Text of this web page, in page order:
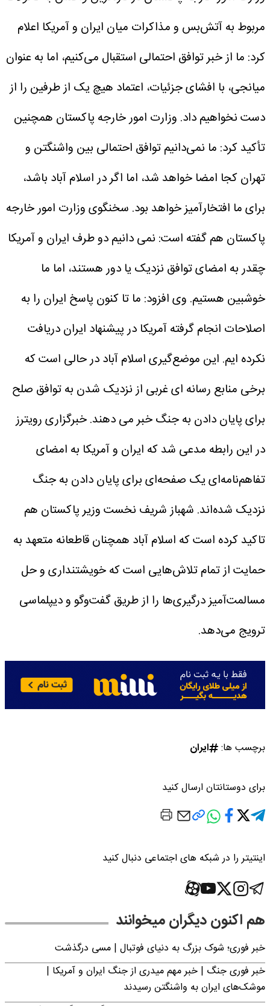
مربوط به آتش‌بس و مذاکرات میان ایران و آمریکا اعلام
کرد: ما از خبر توافق احتمالی استقبال می‌کنیم، اما به عنوان
میانجی، با افشای جزئیات، اعتماد هیچ یک از طرفین را از
دست نخواهیم داد. وزارت امور خارجه پاکستان همچنین
تأکید کرد: ما نمی‌دانیم توافق احتمالی بین واشنگتن و
تهران کجا امضا خواهد شد، اما اگر در اسلام آباد باشد،
برای ما افتخارآمیز خواهد بود. سخنگوی وزارت امور خارجه
پاکستان هم گفته است: نمی دانیم دو طرف ایران و آمریکا
چقدر به امضای توافق نزدیک یا دور هستند، اما ما
خوشبین هستیم. وی افزود: ما تا کنون پاسخ ایران را به
اصلاحات انجام گرفته آمریکا در پیشنهاد ایران دریافت
نکرده ایم. این موضع‌گیری اسلام آباد در حالی است که
برخی منابع رسانه ای غربی از نزدیک شدن به توافق صلح
برای پایان دادن به جنگ خبر می دهند. خبرگزاری رویترز
در این رابطه مدعی شد که ایران و آمریکا به امضای
تفاهم‌نامه‌ای یک صفحه‌ای برای پایان دادن به جنگ
نزدیک شده‌اند. شهباز شریف نخست وزیر پاکستان هم
تاکید کرده است که اسلام آباد همچنان قاطعانه متعهد به
حمایت از تمام تلاش‌هایی است که خویشتنداری و حل
مسالمت‌آمیز درگیری‌ها را از طریق گفت‌وگو و دیپلماسی
ترویج می‌دهد.
برچسب ها: ایران
برای دوستانتان ارسال کنید
اینتیتر را در شبکه های اجتماعی دنبال کنید
هم اکنون دیگران میخوانند
خبر فوری؛‌ شوک بزرگ به دنیای فوتبال | مسی درگذشت
خبر فوری جنگ | خبر مهم میدری از جنگ ایران و آمریکا |
موشک‌های ایران به واشنگتن رسیدند